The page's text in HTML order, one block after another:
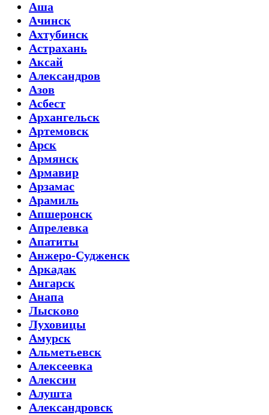
Аша
Ачинск
Ахтубинск
Астрахань
Аксай
Александров
Азов
Асбест
Архангельск
Артемовск
Арск
Армянск
Армавир
Арзамас
Арамиль
Апшеронск
Апрелевка
Апатиты
Анжеро-Судженск
Аркадак
Ангарск
Анапа
Лысково
Луховицы
Амурск
Альметьевск
Алексеевка
Алексин
Алушта
Александровск